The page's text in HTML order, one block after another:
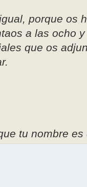
porque os
a las ocho
que os
tu nombre